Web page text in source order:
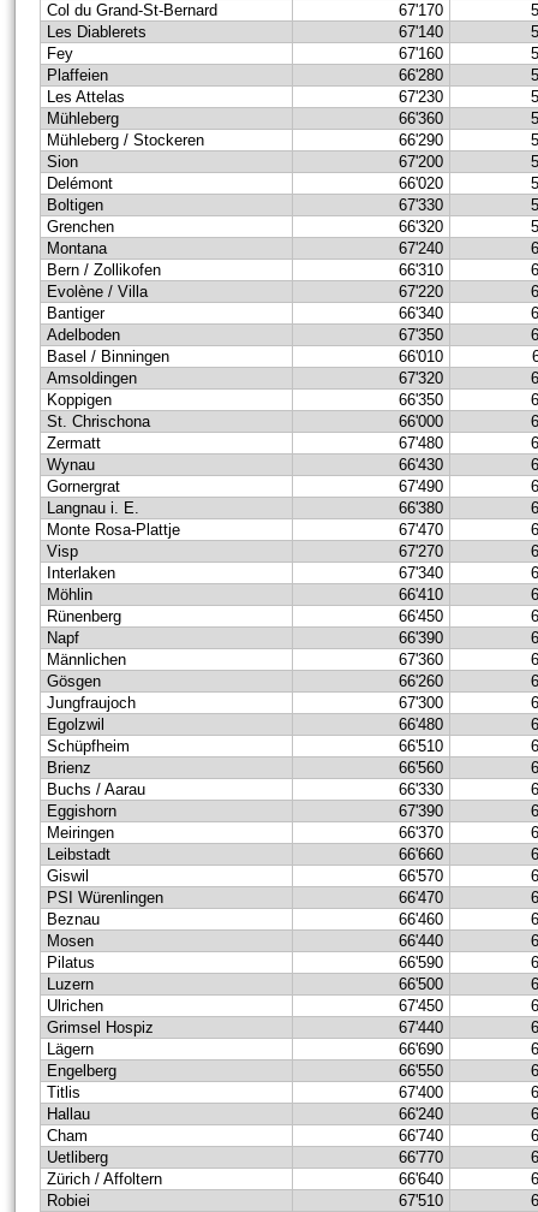
Col du Grand-St-Bernard
67'170
Les Diablerets
67'140
Fey
67'160
Plaffeien
66'280
Les Attelas
67'230
Mühleberg
66'360
Mühleberg / Stockeren
66'290
Sion
67'200
Delémont
66'020
Boltigen
67'330
Grenchen
66'320
Montana
67'240
Bern / Zollikofen
66'310
Evolène / Villa
67'220
Bantiger
66'340
Adelboden
67'350
Basel / Binningen
66'010
Amsoldingen
67'320
Koppigen
66'350
St. Chrischona
66'000
Zermatt
67'480
Wynau
66'430
Gornergrat
67'490
Langnau i. E.
66'380
Monte Rosa-Plattje
67'470
Visp
67'270
Interlaken
67'340
Möhlin
66'410
Rünenberg
66'450
Napf
66'390
Männlichen
67'360
Gösgen
66'260
Jungfraujoch
67'300
Egolzwil
66'480
Schüpfheim
66'510
Brienz
66'560
Buchs / Aarau
66'330
Eggishorn
67'390
Meiringen
66'370
Leibstadt
66'660
Giswil
66'570
PSI Würenlingen
66'470
Beznau
66'460
Mosen
66'440
Pilatus
66'590
Luzern
66'500
Ulrichen
67'450
Grimsel Hospiz
67'440
Lägern
66'690
Engelberg
66'550
Titlis
67'400
Hallau
66'240
Cham
66'740
Uetliberg
66'770
Zürich / Affoltern
66'640
Robiei
67'510